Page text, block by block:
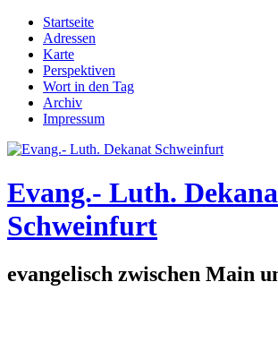
Direkt zum Inhalt
Hauptmenü
Startseite
Adressen
Karte
Perspektiven
Wort in den Tag
Archiv
Impressum
Evang.- Luth.
Schweinfurt
evangelisch zwischen Main